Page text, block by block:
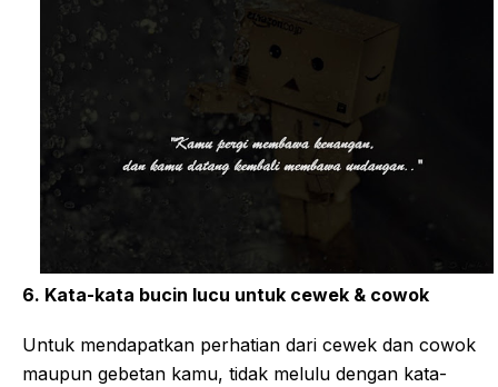
6. Kata-kata bucin lucu untuk cewek & cowok
Untuk mendapatkan perhatian dari cewek dan cowok
maupun gebetan kamu, tidak melulu dengan kata-